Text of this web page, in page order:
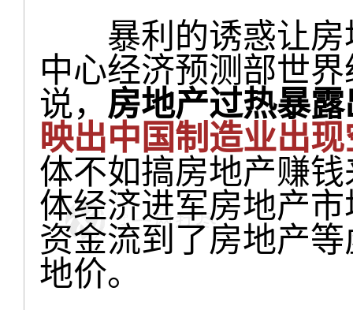
暴利的诱惑让房
中心经济预测部世
说， 房地产过热暴
映出中国制造业出
体不如搞房地产赚钱
体经济进军房地产
资金流到了房地产
地价。